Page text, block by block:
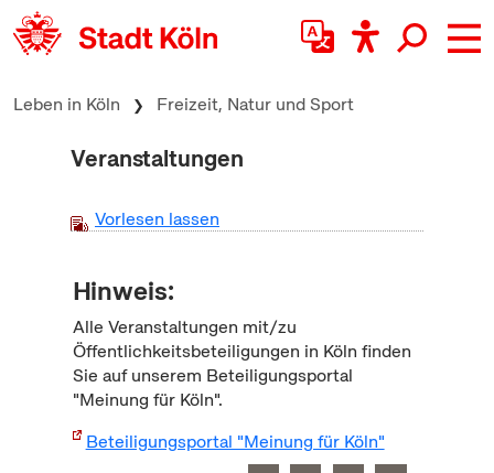
zum Inhalt springen
Leben in Köln Freizeit, Natur und Sport
Veranstaltungen
Vorlesen lassen
Hinweis:
Alle Veranstaltungen mit/zu
Öffentlichkeitsbeteiligungen in Köln finden
Sie auf unserem Beteiligungsportal
"Meinung für Köln".
Beteiligungsportal "Meinung für Köln"